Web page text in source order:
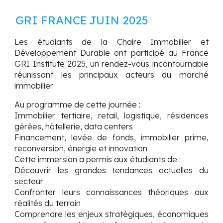
GRI FRANCE JUIN 2025
Les étudiants de la Chaire Immobilier et
Développement Durable ont participé au France
GRI Institute 2025, un rendez-vous incontournable
réunissant les principaux acteurs du marché
immobilier.
Au programme de cette journée :
Immobilier tertiaire, retail, logistique, résidences
gérées, hôtellerie, data centers
Financement, levée de fonds, immobilier prime,
reconversion, énergie et innovation
Cette immersion a permis aux étudiants de :
Découvrir les grandes tendances actuelles du
secteur
Confronter leurs connaissances théoriques aux
réalités du terrain
Comprendre les enjeux stratégiques, économiques